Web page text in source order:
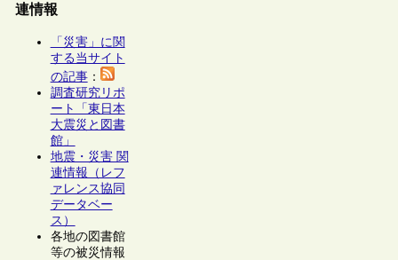
連情報
「災害」に関
する当サイト
の記事：
調査研究リポ
ート「東日本
大震災と図書
館」
地震・災害 関
連情報（レフ
ァレンス協同
データベー
ス）
各地の図書館
等の被災情報